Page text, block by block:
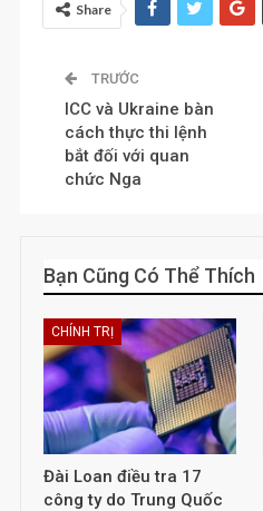
Share
TRƯỚC
ICC và Ukraine bàn
cách thực thi lệnh
bắt đối với quan
chức Nga
Bạn Cũng Có Thể Thích
CHÍNH TRỊ
Đài Loan điều tra 17
công ty do Trung Quốc